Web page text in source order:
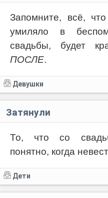
Запомните, всё,
умиляло в
свадьбы, будет
ПОСЛЕ.
Девушки
Затянули
То, что со
понятно, когда
Дети